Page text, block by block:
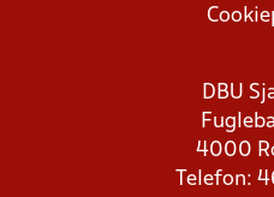
DBU
4000
Telefon: